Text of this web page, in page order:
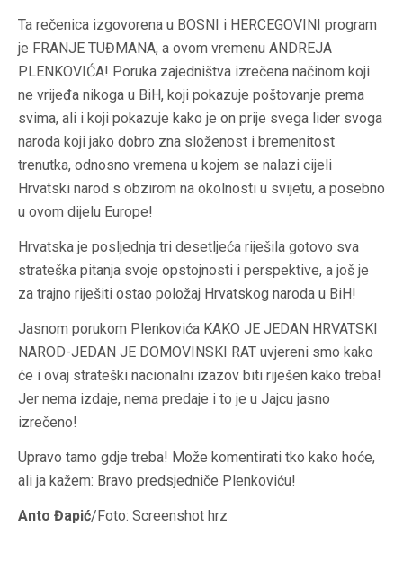
Ta rečenica izgovorena u BOSNI i HERCEGOVINI program
je FRANJE TUĐMANA, a ovom vremenu ANDREJA
PLENKOVIĆA! Poruka zajedništva izrečena načinom koji
ne vrijeđa nikoga u BiH, koji pokazuje poštovanje prema
svima, ali i koji pokazuje kako je on prije svega lider svoga
naroda koji jako dobro zna složenost i bremenitost
trenutka, odnosno vremena u kojem se nalazi cijeli
Hrvatski narod s obzirom na okolnosti u svijetu, a posebno
u ovom dijelu Europe!
Hrvatska je posljednja tri desetljeća riješila gotovo sva
strateška pitanja svoje opstojnosti i perspektive, a još je
za trajno riješiti ostao položaj Hrvatskog naroda u BiH!
Jasnom porukom Plenkovića KAKO JE JEDAN HRVATSKI
NAROD-JEDAN JE DOMOVINSKI RAT uvjereni smo kako
će i ovaj strateški nacionalni izazov biti riješen kako treba!
Jer nema izdaje, nema predaje i to je u Jajcu jasno
izrečeno!
Upravo tamo gdje treba! Može komentirati tko kako hoće,
ali ja kažem: Bravo predsjedniče Plenkoviću!
Anto Đapić/Foto: Screenshot hrz